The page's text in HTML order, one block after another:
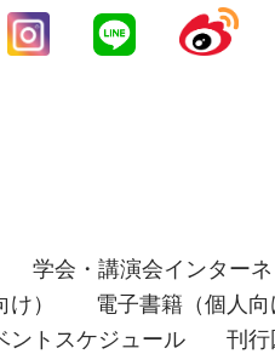
学会・講演会インター
）
電子書籍（個人向
ントスケジュール 刊